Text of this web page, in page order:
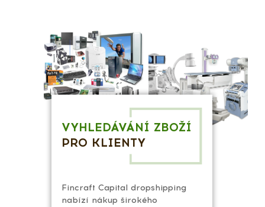
Fincraft Capital dropshipping
nabízí nákup širokého
VYHLEDÁVÁNÍ ZBOŽÍ
PRO KLIENTY